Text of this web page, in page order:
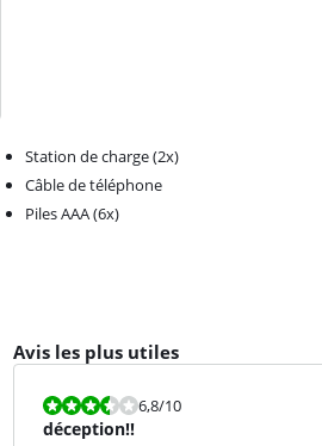
Station de charge (2x)
Câble de téléphone
Piles AAA (6x)
Avis les plus utiles
La note est 6,8 sur 10.
6,8/10
déception!!